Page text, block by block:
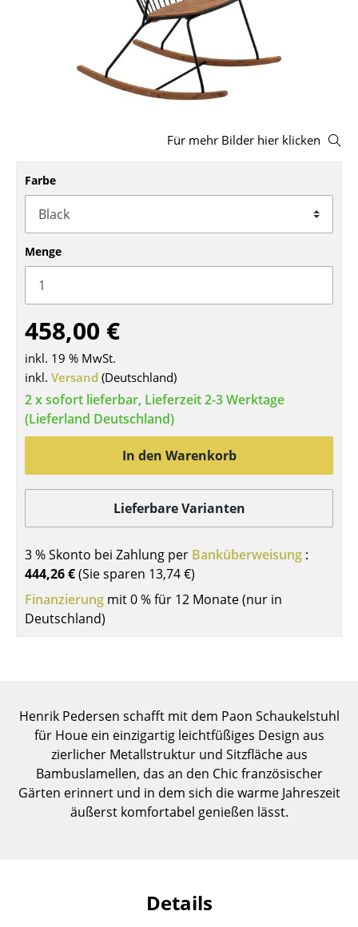
Bänke & Liegen
Schaukelstühle
Bürodrehstühle
Konferenzstühle
Bürosessel
Einzelteile
... alle Sitzmöbel
Tische
Esstische
Couchtische
Schreibtische
Konferenztische
Stehtische & Stehpulte
Einzelteile
... alle Tische
Aufbewahren
Für mehr Bilder hier klicken
Farbe
Menge
458,00 €
inkl. 19 % MwSt.
inkl. Versand (Deutschland)
2 x sofort lieferbar, Lieferzeit 2-3 Werktage
(Lieferland Deutschland)
In den Warenkorb
Lieferbare Varianten
3 % Skonto bei Zahlung per Banküberweisung :
444,26 €(Sie sparen 13,74 €)
Finanzierung mit 0 % für 12 Monate (nur in
Deutschland)
Henrik Pedersen schafft mit dem Paon Schaukelstuhl
für Houe ein einzigartig leichtfüßiges Design aus
zierlicher Metallstruktur und Sitzfläche aus
Bambuslamellen, das an den Chic französischer
Gärten erinnert und in dem sich die warme Jahreszeit
äußerst komfortabel genießen lässt.
Details